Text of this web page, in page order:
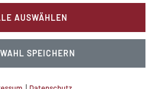
AUSWÄHLEN
SPEICHERN